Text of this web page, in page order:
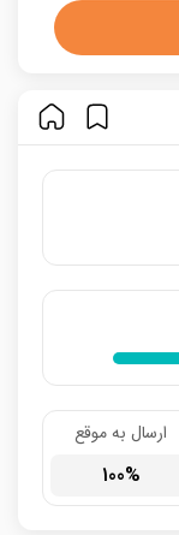
ارسال به موقع
100